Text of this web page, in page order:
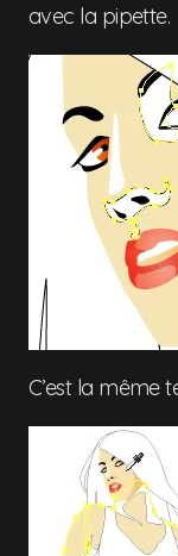
avec la pipette.
C’est la même